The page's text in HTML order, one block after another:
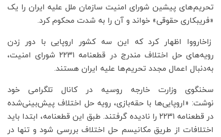
تحریم‌های پیشین شورای امنیت سازمان ملل علیه ایران را یک
«فریبکاری حقوقی» خواند و آن را به شدت محکوم کرد.
زاخارووا اظهار کرد که این سه کشور اروپایی با دور زدن
رویه‌های حل اختلاف مندرج در قطعنامه ۲۲۳۱ شورای امنیت،
به‌دنبال اعمال مجدد تحریم‌ها علیه ایران هستند.
سخنگوی وزارت خارجه روسیه در کانال تلگرامی خود
نوشت: «اروپایی‌ها با حقه‌بازی، رویه حل اختلاف پیش‌بینی‌شده
در قطعنامه ۲۲۳۱ را نادیده گرفتند. طبق این قطعنامه، ابتدا باید
اختلافات از طریق مکانیسم حل اختلاف بررسی شود و تنها در